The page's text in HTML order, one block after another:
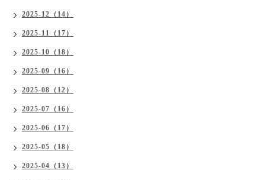
2025-12（14）
2025-11（17）
2025-10（18）
2025-09（16）
2025-08（12）
2025-07（16）
2025-06（17）
2025-05（18）
2025-04（13）